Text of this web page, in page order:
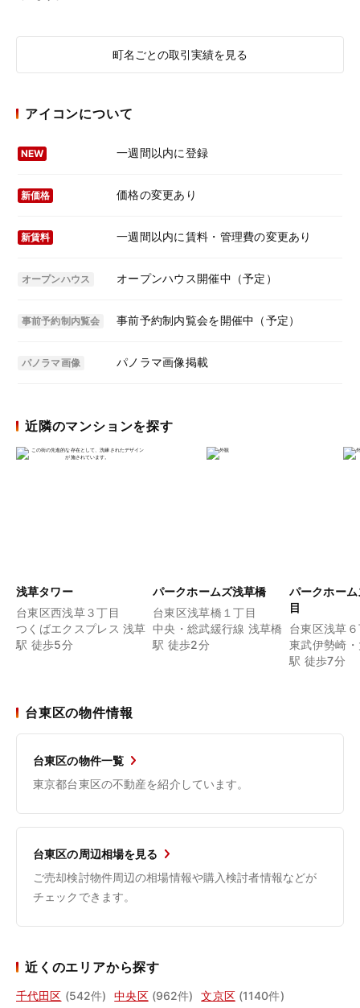
町名ごとの取引実績を見る
アイコンについて
NEW 一週間以内に登録
新価格 価格の変更あり
新賃料 一週間以内に賃料・管理費の変更あり
オープンハウス オープンハウス開催中（予定）
事前予約制内覧会 事前予約制内覧会を開催中（予定）
パノラマ画像 パノラマ画像掲載
近隣のマンションを探す
浅草タワー
台東区西浅草３丁目
つくばエクスプレス 浅草
駅 徒歩5分
パークホームズ浅草橋
台東区浅草橋１丁目
中央・総武緩行線 浅草橋
駅 徒歩2分
パークホー
目
台東区浅草
東武伊勢崎
駅 徒歩7分
台東区の物件情報
台東区の物件一覧
東京都台東区の不動産を紹介しています。
台東区の周辺相場を見る
ご売却検討物件周辺の相場情報や購入検討者情報などが
チェックできます。
近くのエリアから探す
千代田区 (542件) 中央区 (962件) 文京区 (1140件)